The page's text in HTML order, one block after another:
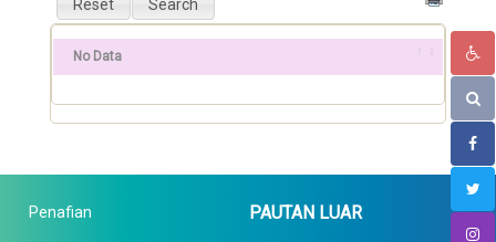
No Data
Penafian PAUTAN LUAR